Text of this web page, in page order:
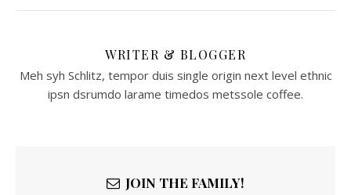
WRITER & BLOGGER
Meh syh Schlitz, tempor duis single origin next level ethnic
ipsn dsrumdo larame timedos metssole coffee.
JOIN THE FAMILY!